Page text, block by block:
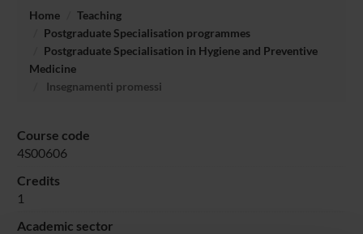
Home
Teaching
Postgraduate Specialisation programmes
Postgraduate Specialisation in Hygiene and Preventive
Medicine
Insegnamenti promessi
Course code
4S00606
Credits
1
Academic sector